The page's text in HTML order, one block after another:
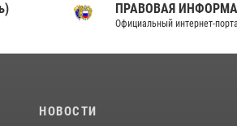
ПРАВОВАЯ ИНФОРМАЦИЯ
Официальный интернет-портал
НОВОСТИ